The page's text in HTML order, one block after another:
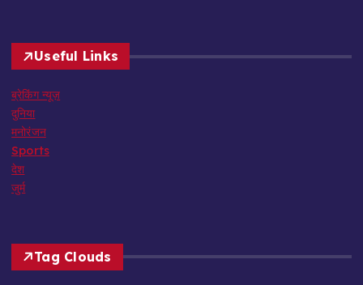
Useful Links
ब्रेकिंग न्यूज़
दुनिया
मनोरंजन
Sports
देश
जुर्म
Tag Clouds